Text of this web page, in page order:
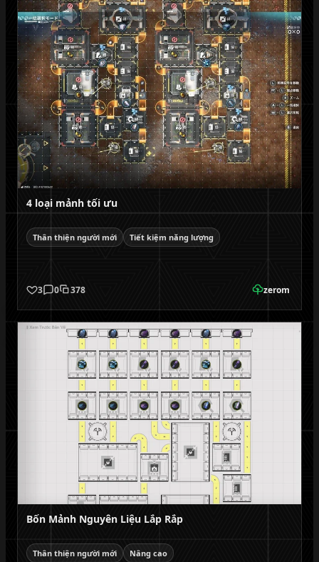
4 loại mảnh tối ưu
Thân thiện người mới Tiết kiệm năng lượng
3 0 378 zerom
Bốn Mảnh Nguyên Liệu Lắp Rắp
Thân thiện người mới Nâng cao